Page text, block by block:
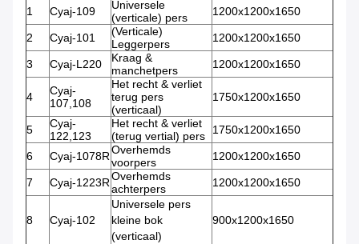
1 Cyaj-109
Universele
(verticale) pers
1200x1200x1650
2 Cyaj-101
(Verticale)
Leggerpers
1200x1200x1650
3 Cyaj-L220
Kraag &
manchetpers
1200x1200x1650
4
Cyaj-
107,108
Het recht & verliet
terug pers
(verticaal)
1750x1200x1650
5
Cyaj-
122,123
Het recht & verliet
(terug vertial) pers
1750x1200x1650
6 Cyaj-1078ROverhemds
voorpers
1200x1200x1650
7 Cyaj-1223ROverhemds
achterpers
1200x1200x1650
8 Cyaj-102
Universele pers
kleine bok
(verticaal)
900x1200x1650